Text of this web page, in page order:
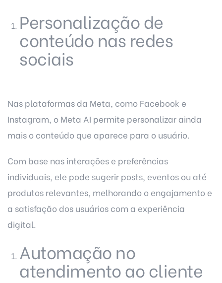
Personalização de
conteúdo nas redes
sociais
Nas plataformas da Meta, como Facebook e
Instagram, o Meta AI permite personalizar ainda
mais o conteúdo que aparece para o usuário.
Com base nas interações e preferências
individuais, ele pode sugerir posts, eventos ou até
produtos relevantes, melhorando o engajamento e
a satisfação dos usuários com a experiência
digital.
Automação no
atendimento ao cliente